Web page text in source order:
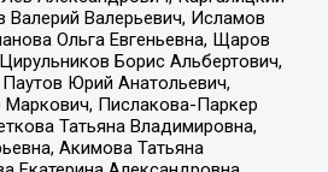
Валерьевич, Исламов
Ольга Евгеньевна, Щаров
Борис Альбертович,
Юрий Анатольевич,
Маркович, Пислакова-Паркер
Татьяна Владимировна,
Акимова Татьяна